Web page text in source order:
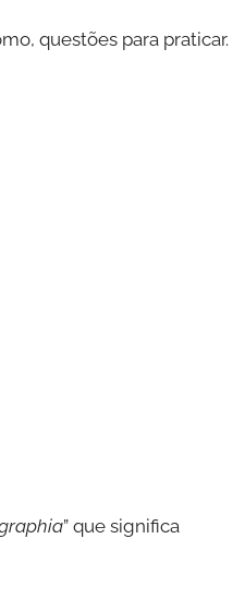
questões para praticar.
” que significa